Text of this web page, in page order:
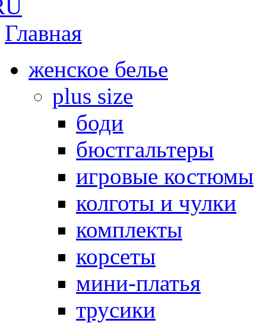
Главная
женское белье
plus size
боди
бюстгальтеры
игровые костюмы
колготы и чулки
комплекты
корсеты
мини-платья
трусики